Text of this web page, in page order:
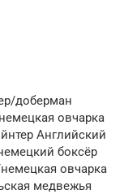
доберман
овчарка
Английский
боксёр
овчарка
медвежья